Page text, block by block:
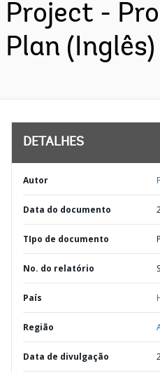
Project -
Plan (Inglês)
DETALHES
Autor
Data do documento
TIpo de documento
No. do relatório
País
Região
Data de divulgação